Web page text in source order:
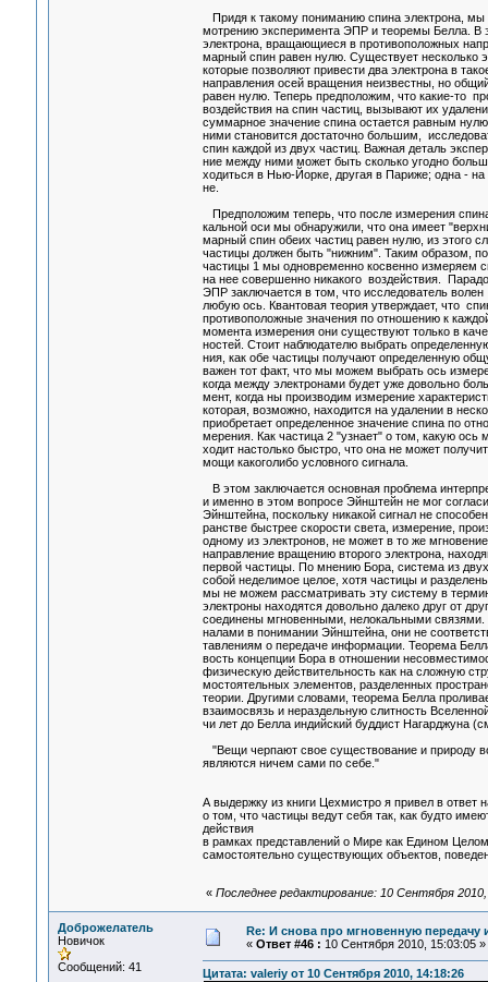
Придя к такому пониманию спина электрона, мы
мотрению эксперимента ЭПР и теоремы Белла. В
электрона, вращающиеся в противоположных
марный спин равен нулю. Существует несколько
которые позволяют привести два электрона в
направления осей вращения неизвестны, но
равен нулю. Теперь предположим, что какие-то
воздействия на спин частиц, вызывают их
суммарное значение спина остается равным
ними становится достаточно большим,
спин каждой из двух частиц. Важная деталь
ние между ними может быть сколько угодно
ходиться в Нью-Йорке, другая в Париже; одна -
не.
Предположим теперь, что после измерения
кальной оси мы обнаружили, что она имеет
марный спин обеих частиц равен нулю, из этого
частицы должен быть "нижним". Таким образом,
частицы 1 мы одновременно косвенно измеряем
на нее совершенно никакого воздействия.
ЭПР заключается в том, что исследователь
любую ось. Квантовая теория утверждает, что
противоположные значения по отношению к
момента измерения они существуют только в
ностей. Стоит наблюдателю выбрать
ния, как обе частицы получают определенную
важен тот факт, что мы можем выбрать ось
когда между электронами будет уже довольно
мент, когда ны производим измерение
которая, возможно, находится на удалении в
приобретает определенное значение спина по
мерения. Как частица 2 "узнает" о том, какую
ходит настолько быстро, что она не может
мощи какоголибо условного сигнала.
В этом заключается основная проблема
и именно в этом вопросе Эйнштейн не мог
Эйнштейна, поскольку никакой сигнал не
ранстве быстрее скорости света, измерение,
одному из электронов, не может в то же
направление вращению второго электрона,
первой частицы. По мнению Бора, система из
собой неделимое целое, хотя частицы и
мы не можем рассматривать эту систему в
электроны находятся довольно далеко друг от
соединены мгновенными, нелокальными связями.
налами в понимании Эйнштейна, они не
тавлениям о передаче информации. Теорема
вость концепции Бора в отношении
физическую действительность как на сложную
мостоятельных элементов, разделенных
теории. Другими словами, теорема Белла
взаимосвязь и нераздельную слитность
чи лет до Белла индийский буддист Нагарджуна
"Вещи черпают свое существование и природу
являются ничем сами по себе."
А выдержку из книги Цехмистро я привел в ответ
о том, что частицы ведут себя так, как будто
действия
в рамках представлений о Мире как Едином
самостоятельно существующих объектов,
« Последнее редактирование: 10 Сентября
Доброжелатель
Новичок
Сообщений: 41
Re: И снова про мгновенную
« Ответ #46 : 10 Сентября 2010, 15:03:05 »
Цитата: valeriy от 10 Сентября 2010, 14:18:26